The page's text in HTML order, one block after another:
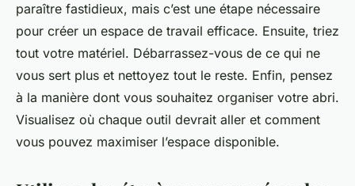
paraître fastidieux, mais c’est une étape nécessaire
pour créer un espace de travail efficace. Ensuite, triez
tout votre matériel. Débarrassez-vous de ce qui ne
vous sert plus et nettoyez tout le reste. Enfin, pensez
à la manière dont vous souhaitez organiser votre abri.
Visualisez où chaque outil devrait aller et comment
vous pouvez maximiser l’espace disponible.